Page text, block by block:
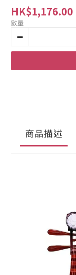
HK$1,176.00
數量
商品描述